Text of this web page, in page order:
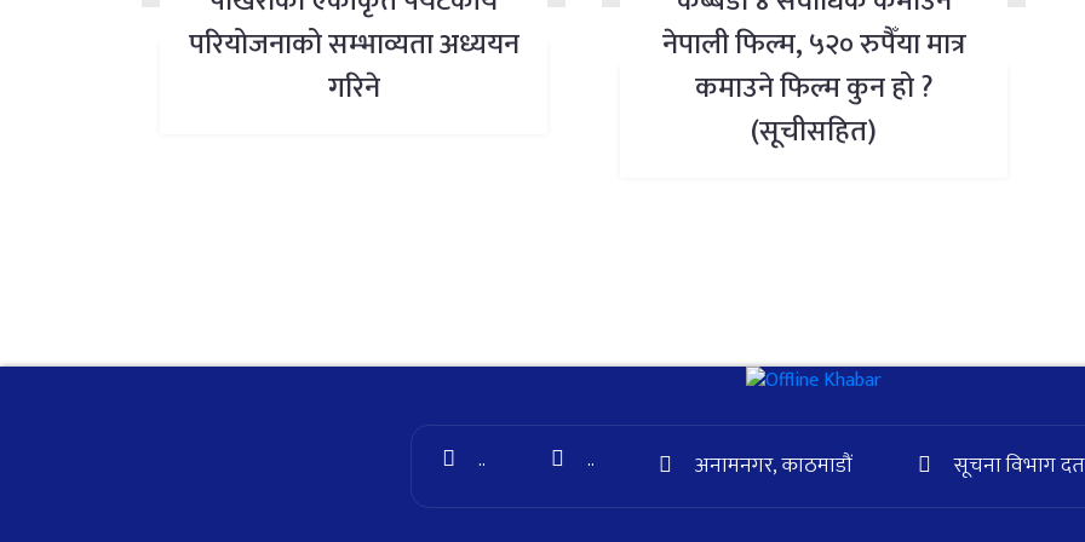
परियोजनाको सम्भाव्यता अध्ययन
गरिने
नेपाली फिल्म, ५२० रुपैँया मात्र
कमाउने फिल्म कुन हो ?
(सूचीसहित)
.. .. अनामनगर, काठमाडौं सूचना विभाग